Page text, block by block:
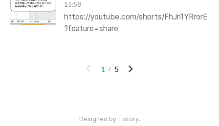
15:58
https://youtube.com/shorts/FhJn1YRrorE
?feature=share
이
1 5
다
Designed by Tistory.